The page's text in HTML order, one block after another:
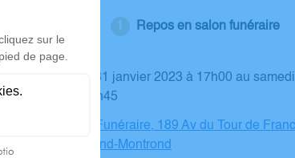
Repos en salon funéraire
2023 à 08h45
Chambre Funéraire, 189 Av du Tour de
Saint-Amand-Montrond